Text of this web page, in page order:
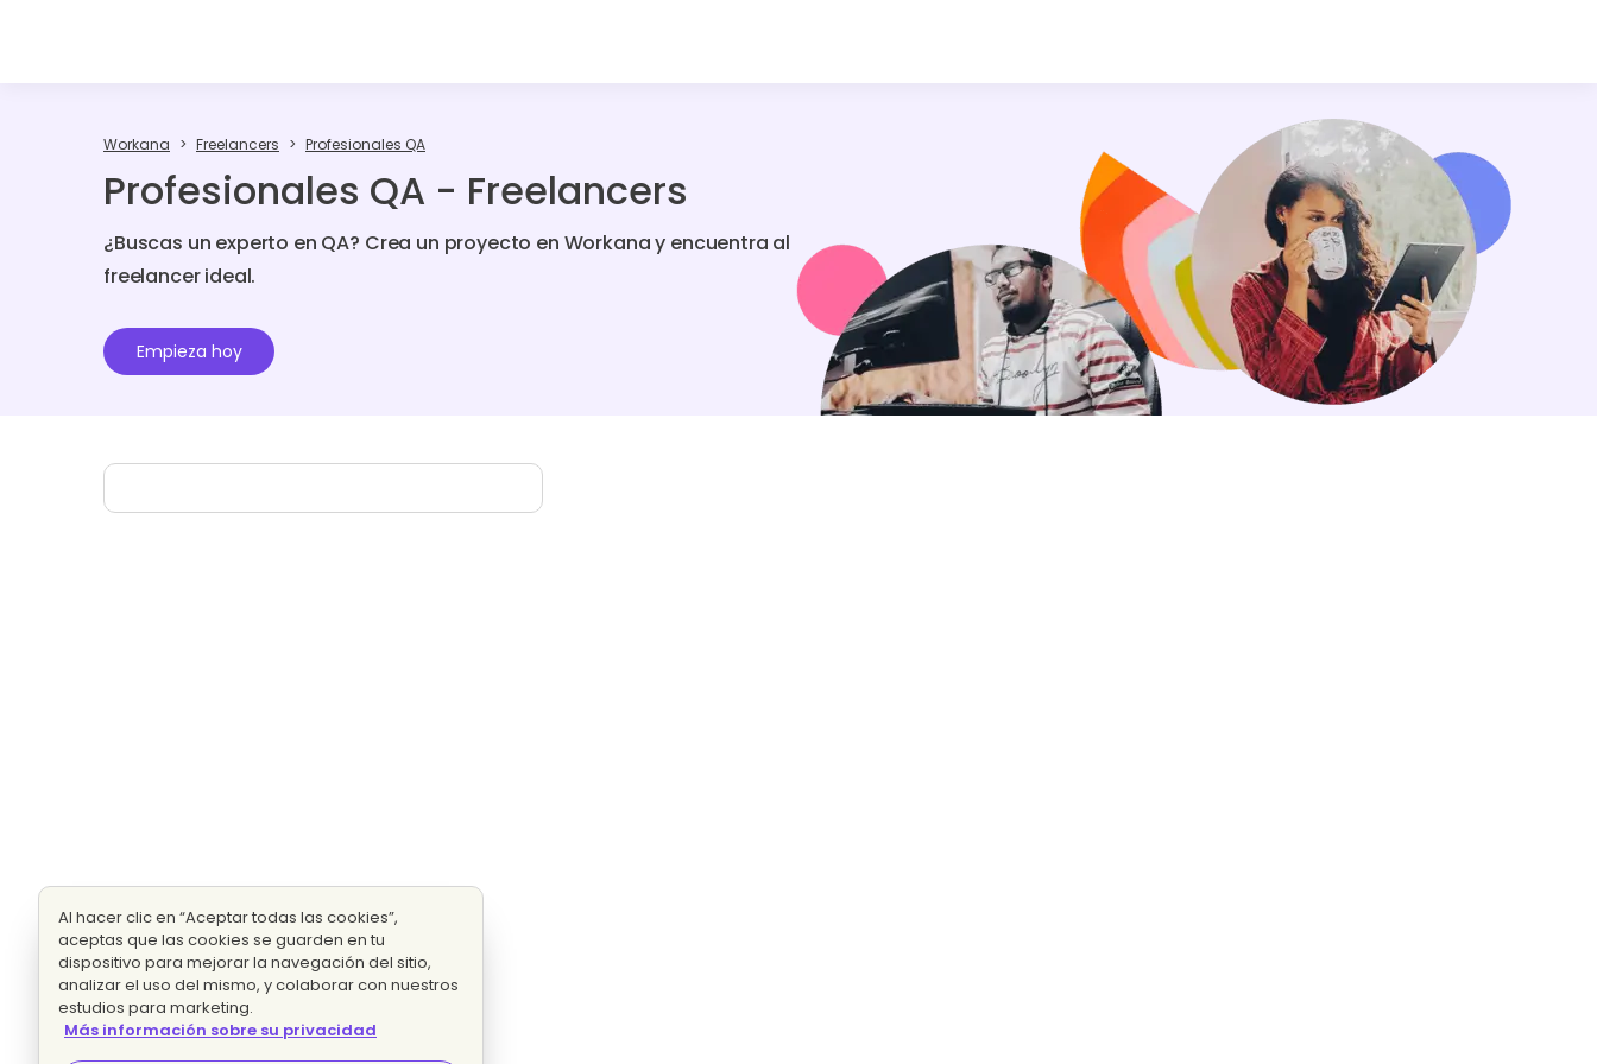
Workana Freelancers Profesionales QA
Profesionales QA - Freelancers
¿Buscas un experto en QA? Crea un proyecto en Workana y encuentra al
freelancer ideal.
Empieza hoy
Al hacer clic en “Aceptar todas las cookies”,
aceptas que las cookies se guarden en tu
dispositivo para mejorar la navegación del sitio,
analizar el uso del mismo, y colaborar con nuestros
estudios para marketing.
Más información sobre su privacidad